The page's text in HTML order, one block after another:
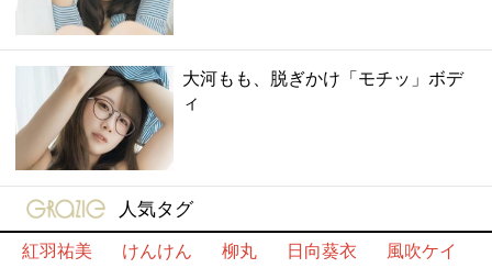
大河もも、脱ぎかけ「モチッ」ボデ
ィ
gravure-grazie
人気タグ
紅羽祐美
けんけん 柳丸 日向葵衣
風吹ケイ